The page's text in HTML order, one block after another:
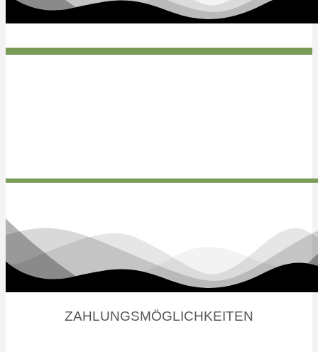
ZAHLUNGSMÖGLICHKEITEN